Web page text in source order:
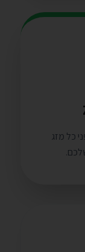
כל מזג